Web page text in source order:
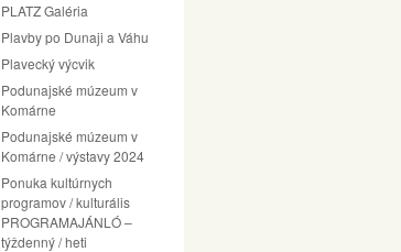
PLATZ Galéria
Plavby po Dunaji a Váhu
Plavecký výcvik
Podunajské múzeum v
Komárne
Podunajské múzeum v
Komárne / výstavy 2024
Ponuka kultúrnych
programov / kulturális
PROGRAMAJÁNLÓ –
týždenný / heti